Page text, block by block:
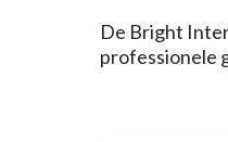
Kalender
Overige diensten
De Bright
professionele